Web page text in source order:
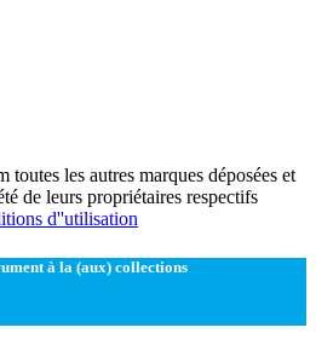
les autres marques déposées et
de leurs propriétaires respectifs
d''utilisation
à la (aux) collections